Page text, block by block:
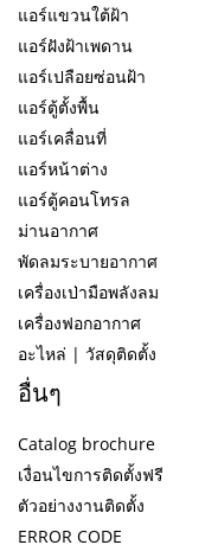
แอร์แขวนใต้ฝ้า
แอร์ฝังฝ้าเพดาน
แอร์เปลือยซ่อนฝ้า
แอร์ตู้ตั้งพื้น
แอร์เคลื่อนที่
แอร์หน้าต่าง
แอร์ตู้คอนโทรล
ม่านอากาศ
พัดลมระบายอากาศ
เครื่องเป่ามือพลังลม
เครื่องฟอกอากาศ
อะไหล่ | วัสดุติดตั้ง
อื่นๆ
Catalog brochure
เงื่อนไขการติดตั้งฟรี
ตัวอย่างงานติดตั้ง
ERROR CODE